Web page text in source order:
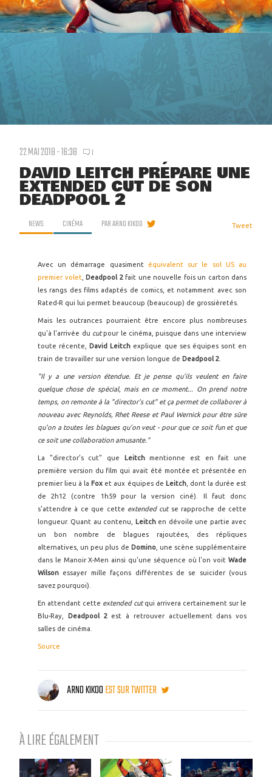
22 MAI 2018 - 16:38 1
DAVID LEITCH PRÉPARE UNE
EXTENDED CUT DE SON
DEADPOOL 2
NEWS CINÉMA PARARNO KIKOO Tweet
Avec un démarrage quasiment équivalent sur le sol US au
premier volet, Deadpool 2 fait une nouvelle fois un carton dans
les rangs des films adaptés de comics, et notamment avec son
Rated-R qui lui permet beaucoup (beaucoup) de grossièretés.
Mais les outrances pourraient être encore plus nombreuses
qu'à l'arrivée du cutpour le cinéma, puisque dans une interview
toute récente, David Leitch explique que ses équipes sont en
train de travailler sur une version longue de Deadpool 2
"Il y a une version étendue. Et je pense qu'ils veulent en faire
quelque chose de spécial, mais en ce moment... On prend notre
temps, on remonte à la "director's cut" et ça permet de collaborer à
nouveau avec Reynolds, Rhet Reese et Paul Wernick pour être sûre
qu'on a toutes les blagues qu'on veut - pour que ce soit fun et que
ce soit une collaboration amusante."
La "director's cut" que Leitchmentionne est en fait une
première version du film qui avait été montée et présentée en
premier lieu à la Fox et aux équipes de Leitch, dont la durée est
de 2h12 (contre 1h59 pour la version ciné). Il faut donc
s'attendre à ce que cette extended cut se rapproche de cette
longueur. Quant au contenu,
Leitch en dévoile une partie avec
un bon nombre de blagues rajoutées, des répliques
alternatives, un peu plus de Domino, une scène supplémentaire
dans le Manoir X-Men ainsi qu'une séquence où l'on voit Wade
Wilson essayer mille façons différentes de se suicider (vous
savez pourquoi).
En attendant cette extended cutqui arrivera certainement sur le
Blu-Ray,
Deadpool 2 est à retrouver actuellement dans vos
salles de cinéma.
Source
ARNO KIKOOEST SUR TWITTER
À LIRE ÉGALEMENT